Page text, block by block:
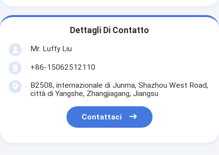
Dettagli Di Contatto
Mr. Luffy Liu
+86-15062512110
B2508, internazionale di Junma, Shazhou West Road,
città di Yangshe, Zhangjiagang, Jiangsu
Contattaci